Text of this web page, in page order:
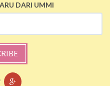
DARI UMMI